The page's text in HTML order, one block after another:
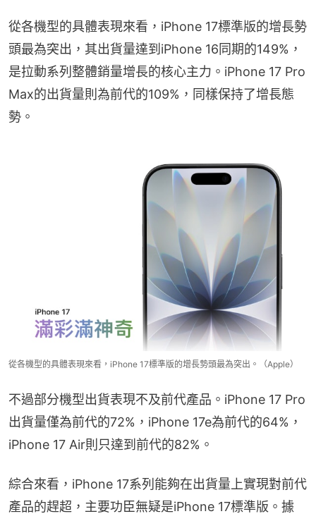
從各機型的具體表現來看，iPhone 17標準版的增長勢
頭最為突出，其出貨量達到iPhone 16同期的149%，
是拉動系列整體銷量增長的核心主力。iPhone 17 Pro
Max的出貨量則為前代的109%，同樣保持了增長態
勢。
從各機型的具體表現來看，iPhone 17標準版的增長勢頭最為突出。（Apple）
不過部分機型出貨表現不及前代產品。iPhone 17 Pro
出貨量僅為前代的72%，iPhone 17e為前代的64%，
iPhone 17 Air則只達到前代的82%。
綜合來看，iPhone 17系列能夠在出貨量上實現對前代
產品的趕超，主要功臣無疑是iPhone 17標準版。據